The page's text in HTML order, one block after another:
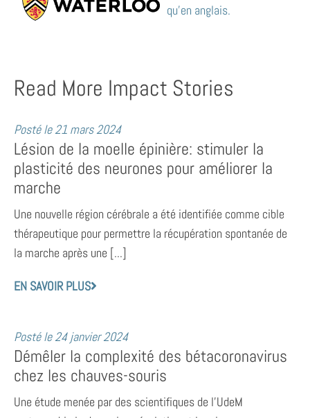
qu’en anglais.
Read More Impact Stories
Posté le21 mars 2024
Lésion de la moelle épinière: stimuler la
plasticité des neurones pour améliorer la
marche
Une nouvelle région cérébrale a été identifiée comme cible
thérapeutique pour permettre la récupération spontanée de
la marche après une [...]
EN SAVOIR PLUS
Posté le24 janvier 2024
Démêler la complexité des bétacoronavirus
chez les chauves-souris
Une étude menée par des scientifiques de l’UdeM